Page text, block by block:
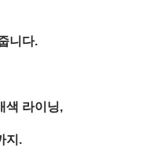
니다.
색 라이닝,
지.